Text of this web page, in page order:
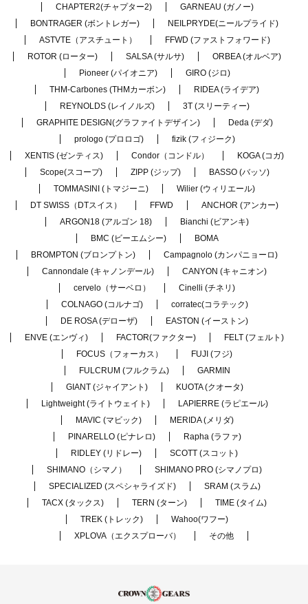
CHAPTER2(チャプター2)
GARNEAU (ガノー)
BONTRAGER (ボントレガー)
NEILPRYDE(ニールプライド)
ASTVTE（アスチュート）
FFWD (ファストフォワード)
ROTOR (ローター)
SALSA (サルサ)
ORBEA (オルベア)
Pioneer (パイオニア)
GIRO (ジロ)
THM-Carbones (THMカーボン)
RIDEA (ライデア)
REYNOLDS (レイノルズ)
3T (スリーティー)
GRAPHITE DESIGN(グラファイトデザイン)
Deda (デダ)
prologo (プロロゴ)
fizik (フィジーク)
XENTIS (ゼンティス)
Condor（コンドル）
KOGA (コガ)
Scope(スコープ)
ZIPP (ジップ)
BASSO (バッソ)
TOMMASINI (トマジーニ)
Wilier (ウィリエール)
DT SWISS（DTスイス）
FFWD
ANCHOR (アンカー)
ARGON18 (アルゴン 18)
Bianchi (ビアンキ)
BMC (ビーエムシー)
BOMA
BROMPTON (ブロンプトン)
Campagnolo (カンパニョーロ)
Cannondale (キャノンデール)
CANYON (キャニオン)
cervelo（サーベロ）
Cinelli (チネリ)
COLNAGO (コルナゴ)
corratec(コラテック)
DE ROSA (デローザ)
EASTON (イーストン)
ENVE (エンヴィ)
FACTOR(ファクター)
FELT (フェルト)
FOCUS（フォーカス）
FUJI (フジ)
FULCRUM (フルクラム)
GARMIN
GIANT (ジャイアント)
KUOTA (クオータ)
Lightweight (ライトウェイト)
LAPIERRE (ラピエール)
MAVIC (マビック)
MERIDA (メリダ)
PINARELLO (ピナレロ)
Rapha (ラファ)
RIDLEY (リドレー)
SCOTT (スコット)
SHIMANO（シマノ）
SHIMANO PRO (シマノプロ)
SPECIALIZED (スペシャライズド)
SRAM (スラム)
TACX (タックス)
TERN (ターン)
TIME (タイム)
TREK (トレック)
Wahoo(ワフー)
XPLOVA（エクスプローバ）
その他